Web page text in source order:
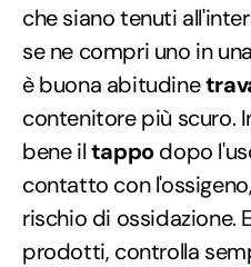
che siano tenuti
se ne compri uno in
è buona abitudine
contenitore più scuro.
bene iltappodopo
contatto con l'ossigeno,
rischio di ossidazione.
prodotti, controlla